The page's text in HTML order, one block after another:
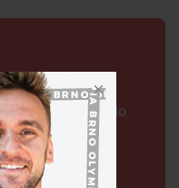
se prohnal
Lidi přenesl do